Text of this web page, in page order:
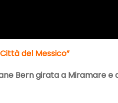
del Messico”
Bern girata a Miramare